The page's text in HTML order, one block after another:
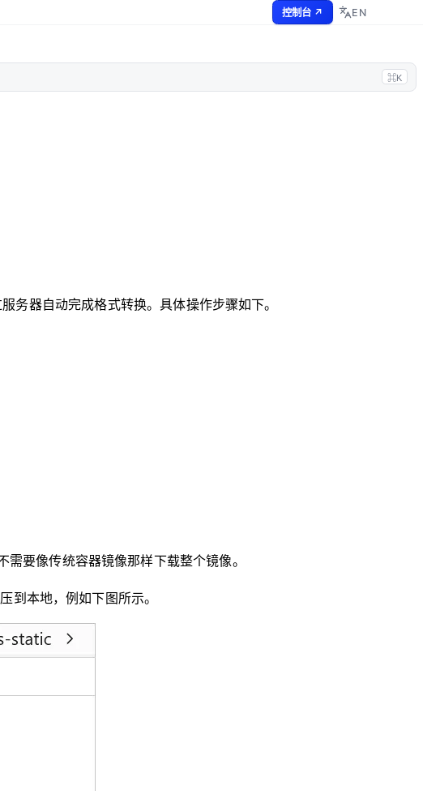
控制台 ↗ EN
⌘K
器自动完成格式转换。具体操作步骤如下。
要像传统容器镜像那样下载整个镜像。
到本地，例如下图所示。